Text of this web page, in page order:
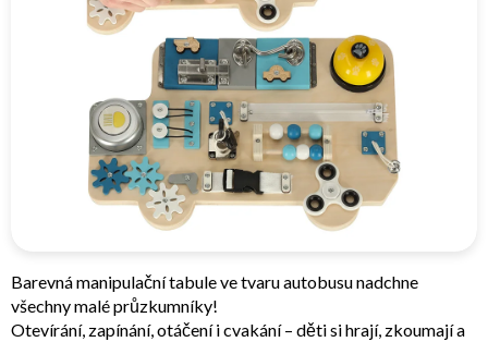
Barevná manipulační tabule ve tvaru autobusu nadchne
všechny malé průzkumníky!
Otevírání, zapínání, otáčení i cvakání – děti si hrají, zkoumají a